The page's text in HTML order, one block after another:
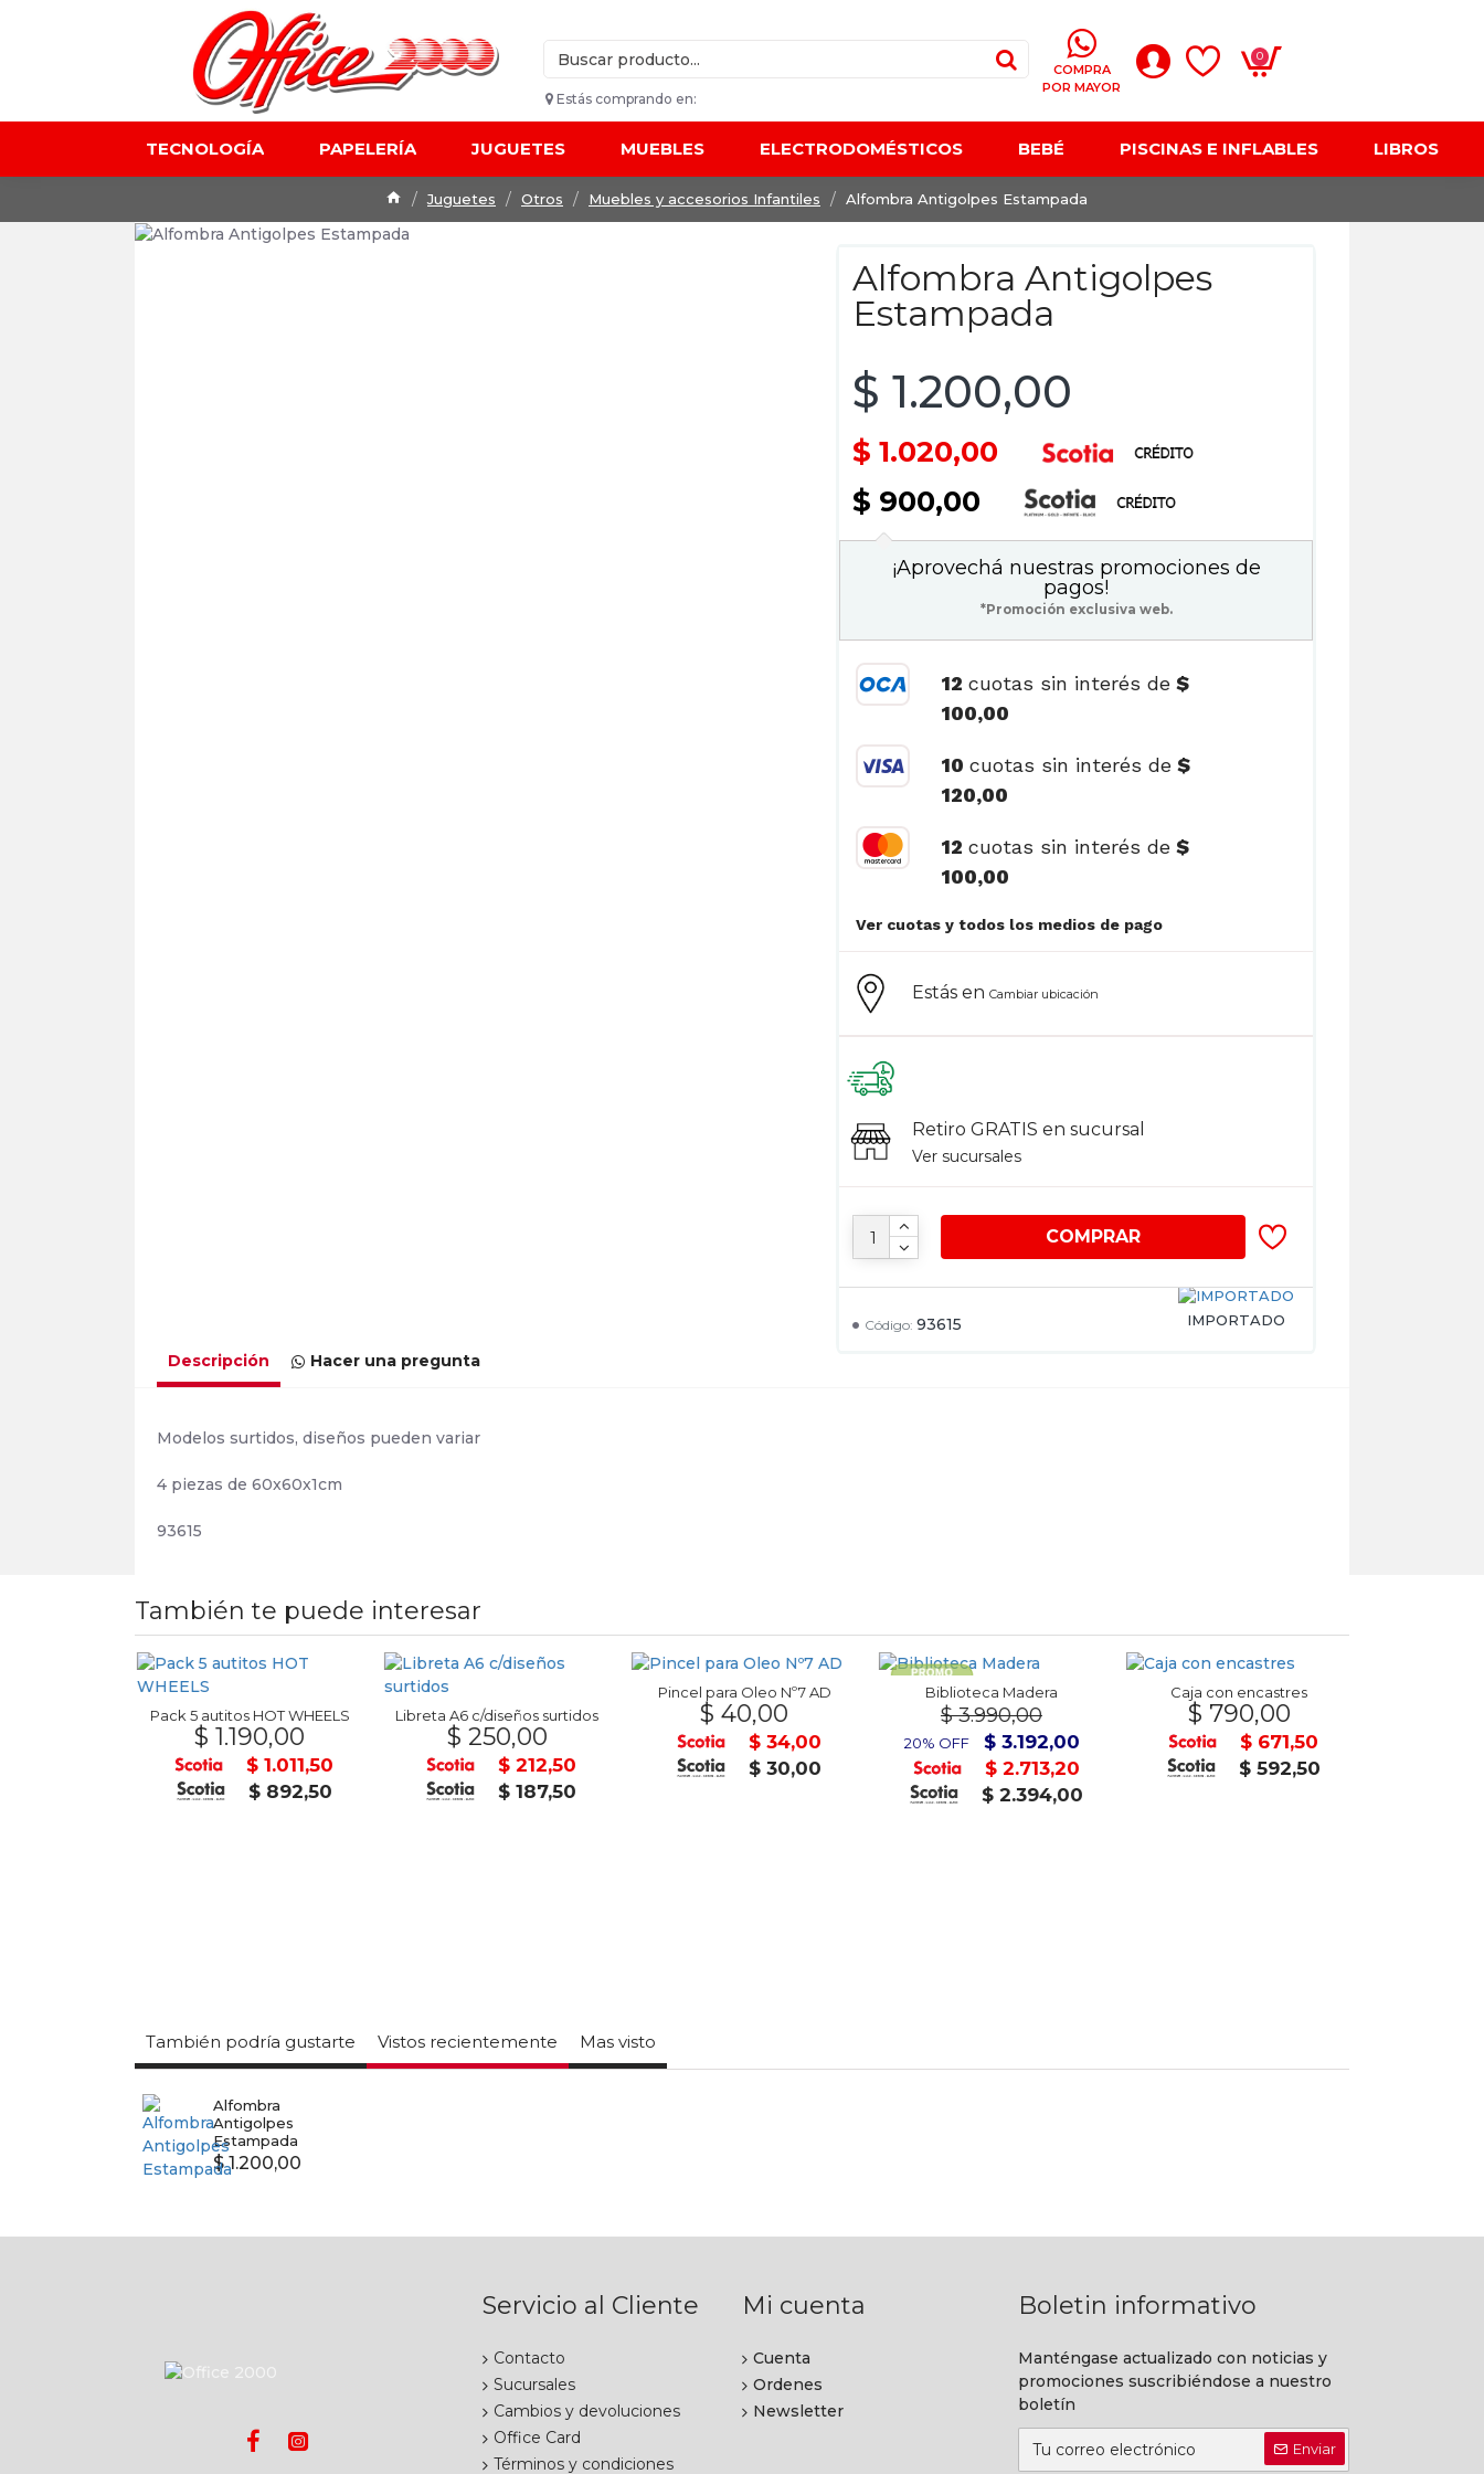
Estás comprando en:
COMPRA
POR MAYOR
0
TECNOLOGÍA PAPELERÍA JUGUETES MUEBLES ELECTRODOMÉSTICOS BEBÉ PISCINAS E INFLABLES LIBROS
Juguetes Otros Muebles y accesorios Infantiles Alfombra Antigolpes Estampada
Alfombra Antigolpes
Estampada
Código: 93615 IMPORTADO
$ 1.200,00
$ 1.020,00
$ 900,00
COMPRAR
Estás enCambiar ubicación
Retiro GRATIS en sucursal
Ver sucursales
¡Aprovechá nuestras promociones de
pagos!
*Promoción exclusiva web.
12cuotas sin interés de $
100,00
10cuotas sin interés de $
120,00
12cuotas sin interés de $
100,00
Ver cuotas y todos los medios de pago
Descripción Hacer una pregunta
Modelos surtidos, diseños pueden variar
4 piezas de 60x60x1cm
93615
También te puede interesar
Pack 5 autitos HOT WHEELS
$ 1.190,00
$ 1.011,50
$ 892,50
Libreta A6 c/diseños surtidos
$ 250,00
$ 212,50
$ 187,50
Pincel para Oleo Nº7 AD
$ 40,00
$ 34,00
$ 30,00
Biblioteca Madera
$ 3.990,00
20% OFF
$ 3.192,00
$ 2.713,20
$ 2.394,00
Caja con encastres
$ 790,00
$ 671,50
$ 592,50
También podría gustarte Vistos recientemente Mas visto
Alfombra
Antigolpes
Estampada
$ 1.200,00
Servicio al Cliente
Contacto
Sucursales
Cambios y devoluciones
Office Card
Términos y condiciones
Mi cuenta
Cuenta
Ordenes
Newsletter
Boletin informativo
Manténgase actualizado con noticias y
promociones suscribiéndose a nuestro
boletín
Enviar